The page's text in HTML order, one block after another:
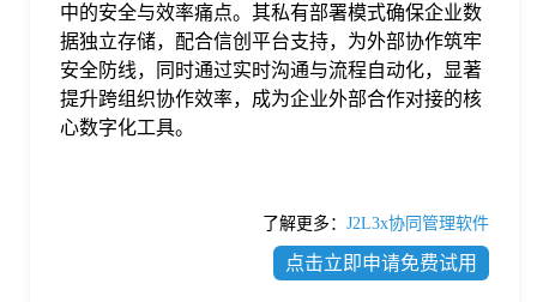
中的安全与效率痛点。其私有部署模式确保企业数
据独立存储，配合信创平台支持，为外部协作筑牢
安全防线，同时通过实时沟通与流程自动化，显著
提升跨组织协作效率，成为企业外部合作对接的核
心数字化工具。
了解更多： J2L3x协同管理软件
点击立即申请免费试用